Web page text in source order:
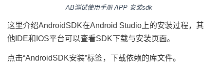
AB测试使用手册-APP-安装sdk
这里介绍AndroidSDK在Android Studio上的安装过程，其
他IDE和IOS平台可以查看SDK下载与安装页面。
点击“AndroidSDK安装”标签，下载依赖的库文件。